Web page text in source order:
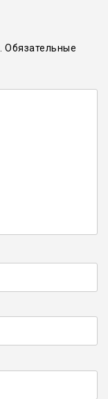
Обязательные